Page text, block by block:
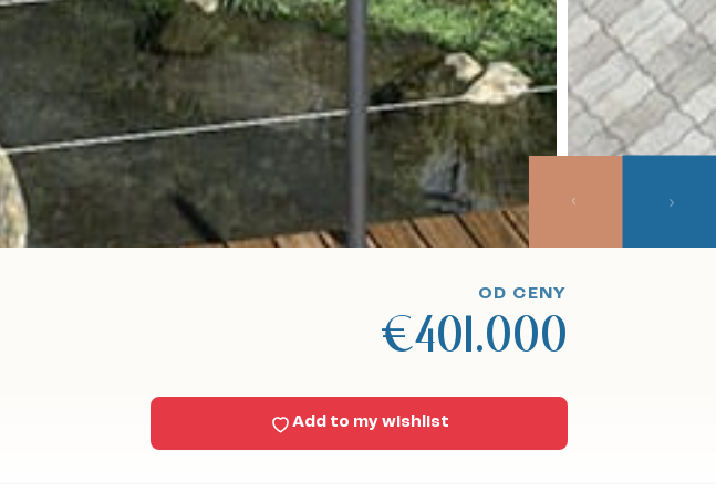
OD CENY
€401.000
Add to my wishlist